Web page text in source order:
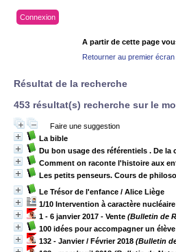
Connexion
A partir de cette page
Retourner au premier
Résultat de la recherche
453 résultat(s) recherche sur le
Faire une suggestion
La bible
Du bon usage des référentiels . De
Comment on raconte l'histoire aux
Les petits penseurs. Cours de
Le Trésor de l'enfance / Alice Liège
1/10 Intervention à caractère
1 - 6 janvier 2017 - Vente (Bulletin de
100 idées pour accompagner un
132 - Janvier / Février 2018 (Bulletin